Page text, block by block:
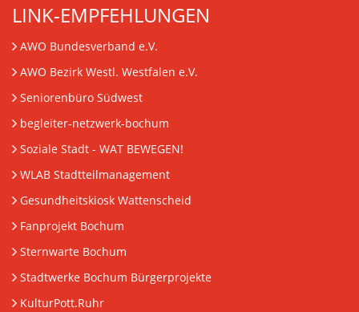
LINK-EMPFEHLUNGEN
AWO Bundesverband e.V.
AWO Bezirk Westl. Westfalen e.V.
Seniorenbüro Südwest
begleiter-netzwerk-bochum
Soziale Stadt - WAT BEWEGEN!
WLAB Stadtteilmanagement
Gesundheitskiosk Wattenscheid
Fanprojekt Bochum
Sternwarte Bochum
Stadtwerke Bochum Bürgerprojekte
KulturPott.Ruhr